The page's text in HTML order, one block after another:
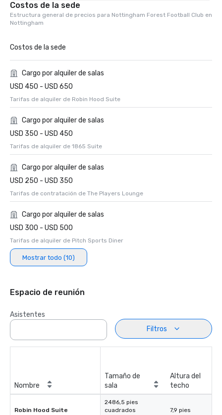
Costos de la sede
Estructura general de precios para Nottingham Forest Football Club en
Nottingham
Costos de la sede
Cargo por alquiler de salas
USD 450 - USD 650
Tarifas de alquiler de Robin Hood Suite
Cargo por alquiler de salas
USD 350 - USD 450
Tarifas de alquiler de 1865 Suite
Cargo por alquiler de salas
USD 250 - USD 350
Tarifas de contratación de The Players Lounge
Cargo por alquiler de salas
USD 300 - USD 500
Tarifas de alquiler de Pitch Sports Diner
Mostrar todo (10)
Espacio de reunión
Asistentes
Filtros
Nombre
Tamaño de
sala
Altura del
techo
Robin Hood Suite
2486,5 pies
cuadrados
7,9 pies